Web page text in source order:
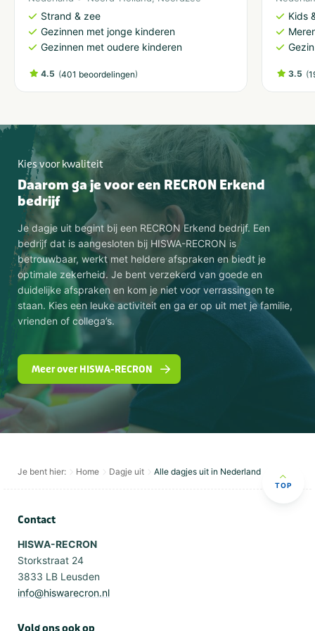
Aantal personen
5-9
10-24
25-49
50-100
Meer dan 10 kinderen
Noord-Holland
Amsterdam
Categorie
Sportief & actief
VeBON gecertificeerd
Ja
Activiteiten
Survival
Games
Type
Outdoor
Bedrijfsuitje
Personeelsuitje
Teamuitstapje
Vrijgezellenfeest mannen
Vrijgezellenfeest vrouwen
Thema
Outdoor en sportief
Strand & zee
Gezinnen met jonge kinderen
Gezinnen met oudere kinderen
4.5 (401 beoordelingen)
Kids
3.5 (
Kies voor kwaliteit
Daarom ga je voor een RECRON Erkend
bedrijf
Je dagje uit begint bij een RECRON Erkend bedrijf. Een
bedrijf dat is aangesloten bij HISWA-RECRON is
betrouwbaar, werkt met heldere afspraken en biedt je
optimale zekerheid. Je bent verzekerd van goede en
duidelijke afspraken en kom je niet voor verrassingen te
staan. Kies een leuke activiteit en ga er op uit met je familie,
vrienden of collega’s.
Meer over HISWA-RECRON
Je bent hier: Home Dagje uit Alle dagjes uit in Nederland
TOP
Contact
HISWA-RECRON
Storkstraat 24
3833 LB Leusden
info@hiswarecron.nl